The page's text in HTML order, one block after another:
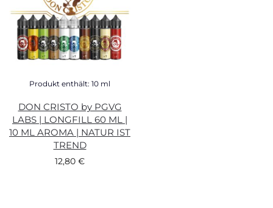
Produkt enthält: 10 ml
DON CRISTO by PGVG
LABS | LONGFILL 60 ML |
10 ML AROMA | NATUR IST
TREND
12,80 €